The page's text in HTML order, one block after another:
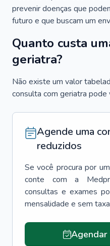
prevenir doenças que
futuro e que buscam um
Quanto custa
geriatra?
Não existe um valor
consulta com geriatra pode
Agende uma
reduzidos
Se você procura por um
conte com a
consultas e exames
mensalidade e sem